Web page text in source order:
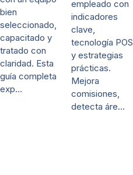
bien
seleccionado,
capacitado y
tratado con
claridad. Esta
guía completa
exp…
empleado con
indicadores
clave,
tecnología POS
y estrategias
prácticas.
Mejora
comisiones,
detecta áre…